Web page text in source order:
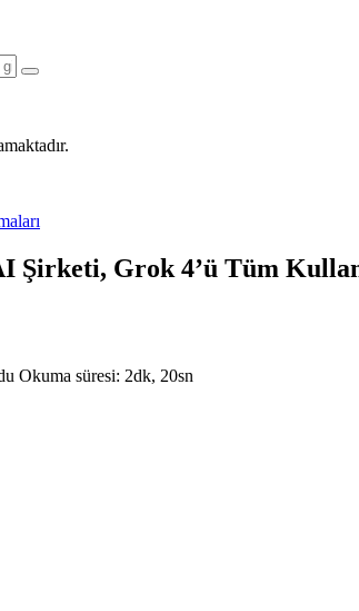
Şirketi, Grok 4’ü Tüm
Okuma süresi: 2dk, 20sn